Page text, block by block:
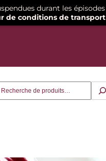
durant les
de conditions de